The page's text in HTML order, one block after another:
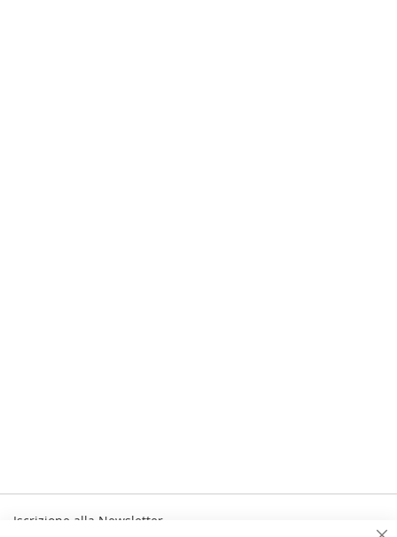
Iscrizione alla Newsletter